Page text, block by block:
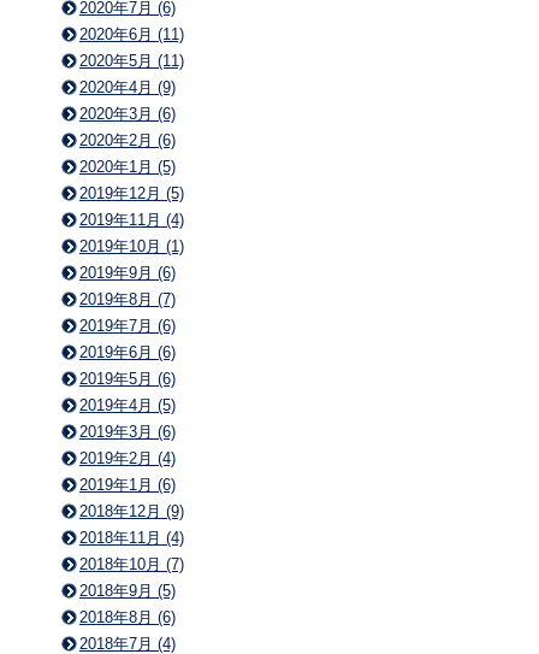
2020年7月 (6)
2020年6月 (11)
2020年5月 (11)
2020年4月 (9)
2020年3月 (6)
2020年2月 (6)
2020年1月 (5)
2019年12月 (5)
2019年11月 (4)
2019年10月 (1)
2019年9月 (6)
2019年8月 (7)
2019年7月 (6)
2019年6月 (6)
2019年5月 (6)
2019年4月 (5)
2019年3月 (6)
2019年2月 (4)
2019年1月 (6)
2018年12月 (9)
2018年11月 (4)
2018年10月 (7)
2018年9月 (5)
2018年8月 (6)
2018年7月 (4)